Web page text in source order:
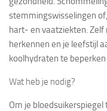
stemmingswisselingen
hart- en vaatziekten.
herkennen en je leefstijl
koolhydraten te
Wat heb je nodig?
Om je